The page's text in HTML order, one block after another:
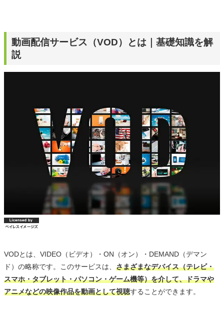
動画配信サービス（VOD）とは｜基礎知識を解
説
VODとは、VIDEO（ビデオ）・ON（オン）・DEMAND（デマン
ド）の略称です。このサービスは、 さまざまなデバイス（テレビ・
スマホ・タブレット・パソコン・ゲーム機等）を介して、ドラマや
アニメなどの映像作品を動画として視聴することができます。